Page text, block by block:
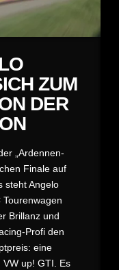
ZUM
DER
„Ardennen-
Finale auf
steht Angelo
Brillanz und
Profi den
eine
up! GTI. Es